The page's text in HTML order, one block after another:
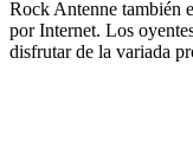
Rock Antenne también
por Internet. Los
disfrutar de la variada